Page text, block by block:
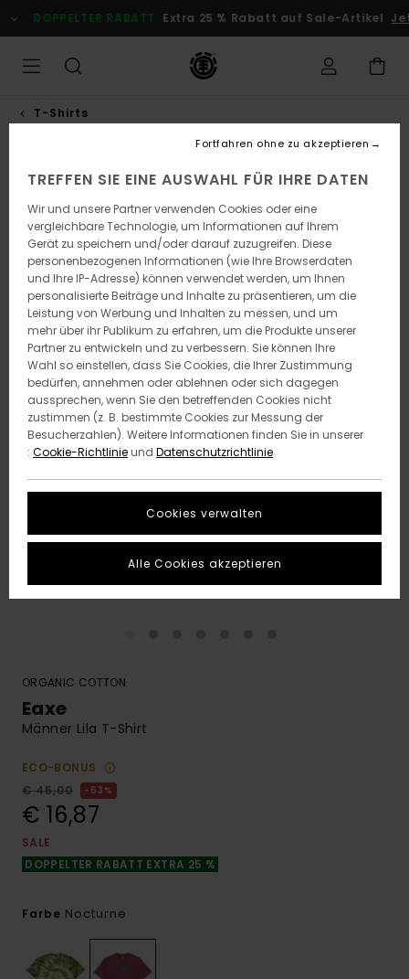
zur
Produktinformation
DOPPELTER RABATT Extra 25 % Rabatt auf Sale-Artikel
T-Shirts
ORGANIC COTTON
Eaxe
Männer Lila T-Shirt
ECO-BONUS
€ 45,00
63%
€ 16,87
SALE
DOPPELTER RABATT EXTRA 25 %
Farbe Nocturne
TREFFEN SIE EINE AUSWAHL FÜR IHRE DATEN
Wir und unsere Partner verwenden Cookies oder eine
vergleichbare Technologie, um Informationen auf Ihrem
Gerät zu speichern und/oder darauf zuzugreifen. Diese
personenbezogenen Informationen (wie Ihre Browserdaten
und Ihre IP-Adresse) können verwendet werden, um Ihnen
personalisierte Beiträge und Inhalte zu präsentieren, um die
Leistung von Werbung und Inhalten zu messen, und um
mehr über ihr Publikum zu erfahren, um die Produkte unserer
Partner zu entwickeln und zu verbessern. Sie können Ihre
Wahl so einstellen, dass Sie Cookies, die Ihrer Zustimmung
bedürfen, annehmen oder ablehnen oder sich dagegen
aussprechen, wenn Sie den betreffenden Cookies nicht
zustimmen (z. B. bestimmte Cookies zur Messung der
Besucherzahlen). Weitere Informationen finden Sie in unserer
: Cookie-Richtlinieund Datenschutzrichtlinie
Cookies verwalten
Fortfahren ohne zu akzeptieren
Alle Cookies akzeptieren